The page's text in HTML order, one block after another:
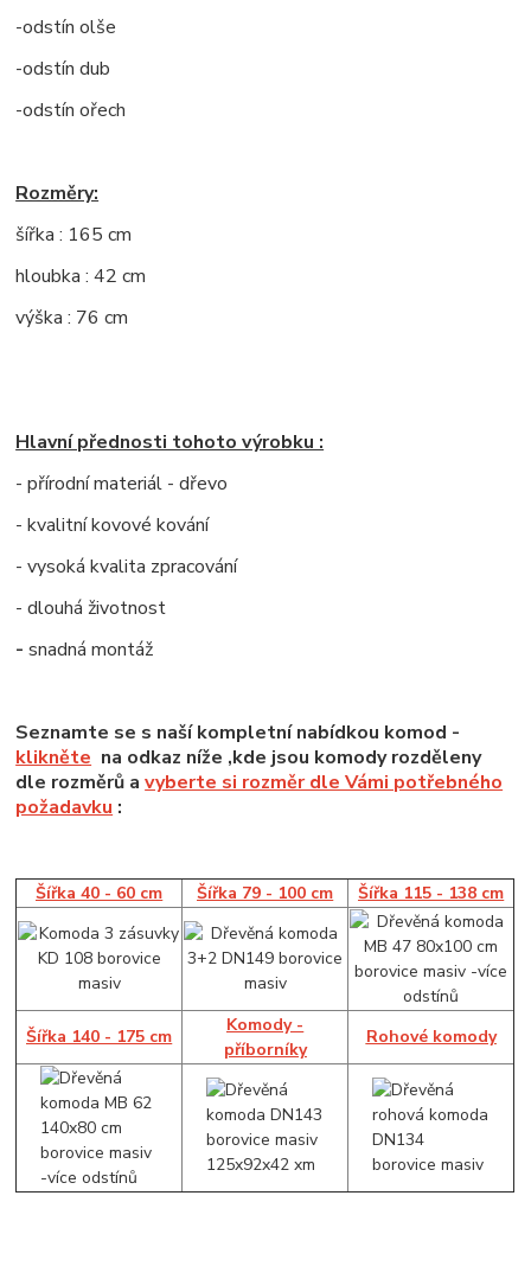
-odstín olše
-odstín dub
-odstín ořech
Rozměry:
šířka : 165 cm
hloubka : 42 cm
výška : 76 cm
Hlavní přednosti tohoto výrobku :
- přírodní materiál - dřevo
- kvalitní kovové kování
- vysoká kvalita zpracování
- dlouhá životnost
-snadná montáž
Seznamte se s naší kompletní nabídkou komod -
klikněte na odkaz níže ,kde jsou komody rozděleny
dle rozměrů avyberte si rozměr dle Vámi potřebného
požadavku :
Šířka 40 - 60 cm Šířka 79 - 100 cm Šířka 115 - 138 cm
Šířka 140 - 175 cm
Komody -
příborníky
Rohové komody